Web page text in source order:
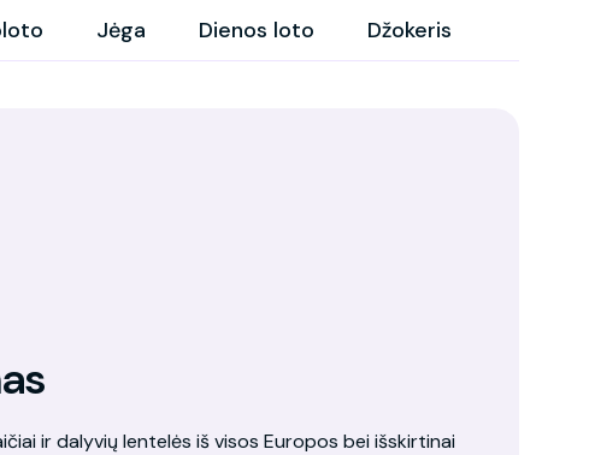
Jėga Dienos loto Džokeris
ir dalyvių lentelės iš visos Europos bei išskirtinai